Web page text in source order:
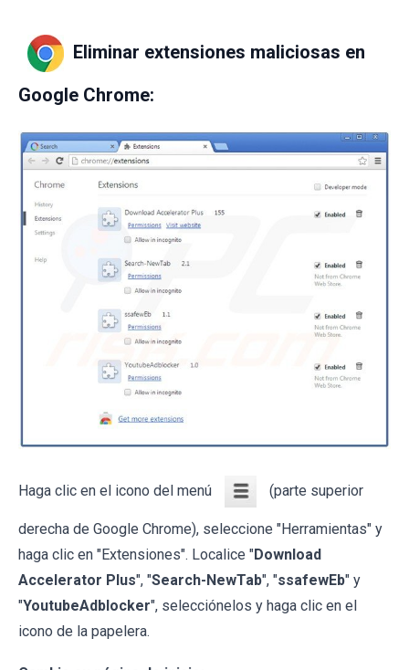
Eliminar extensiones maliciosas en
Google Chrome:
Haga clic en el icono del menú (parte superior
derecha de Google Chrome), seleccione "Herramientas" y
haga clic en "Extensiones". Localice "Download
Accelerator Plus", "Search-NewTab", "ssafewEb" y
"YoutubeAdblocker", selecciónelos y haga clic en el
icono de la papelera.